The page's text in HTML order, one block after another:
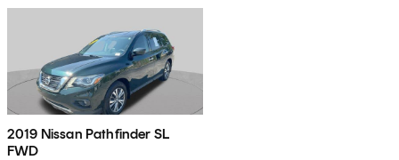
2019 Nissan Pathfinder SL
FWD